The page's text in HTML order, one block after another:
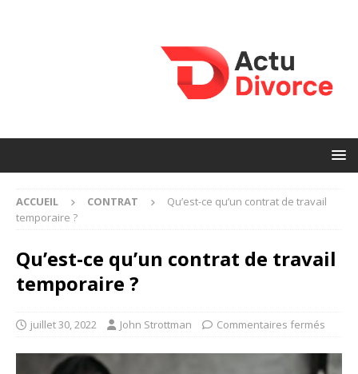
ACCUEIL CONTRAT
Qu’est-ce qu’un contrat de travail
temporaire ?
Qu’est-ce qu’un contrat de travail
temporaire ?
juillet 30, 2022 John Strottman Commentaires fermés